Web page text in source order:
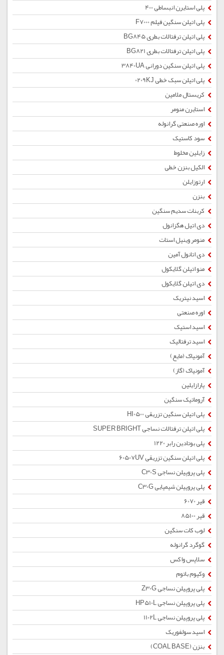
پلی استایرن انبساطی 400
پلی اتیلن سنگین فیلم F7000
پلی اتیلن ترفتالات بطری BG845
پلی اتیلن ترفتالات بطری BG821
پلی اتیلن سنگین دورانی 3840UA
پلی اتیلن سبک خطی 0209KJ
کریستال ملامین
استایرن منومر
اوره صنعتی گرانوله
سود کاستیک
زایلین مخلوط
الکیل بنزن خطی
ارتوزایلن
بنزن
کربنات سدیم سنگین
دی اتیل هگزانول
منومر وینیل استات
دی اتانول آمین
منو اتیلن گلایکول
دی اتیلن گلایکول
اسید نیتریک
اوره صنعتی
اسید استیک
اسید ترفتالیک
آمونیاک (مایع)
آمونیاک (گاز)
پارازایلین
آروماتیک سنگین
پلی اتیلن سنگین تزریقی HI0500
پلی اتیلن ترفتالات نساجی SUPER BRIGHT
پلی بوتادین رابر 1220
پلی اتیلن سنگین تزریقی 60507UV
پلی پروپیلن نساجی C30S
پلی پروپیلن شیمیایی C30G
قیر 6070
قیر 85100
لوب کات سنگین
گوگرد گرانوله
سلاپس واکس
وکیوم باتوم
پلی پروپیلن نساجی Z30G
پلی پروپیلن نساجی HP510L
پلی پروپیلن نساجی 1102L
اسید سولفوریک
بنزن (COAL BASE)